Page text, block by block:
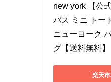
new york 【公
バス ミニ トー
ニューヨーク
グ【送料無料】
楽天